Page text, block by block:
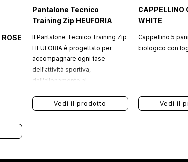
Pantalone Tecnico
Training Zip HEUFORIA
Il Pantalone Tecnico Training Zip
HEUFORIA è progettato per
accompagnare ogni fase
dell'attività sportiva,
dall'allenamento al
Vedi il prodotto
CAPPELLINO
WHITE
Cappellino 5
biologico con
Vedi il